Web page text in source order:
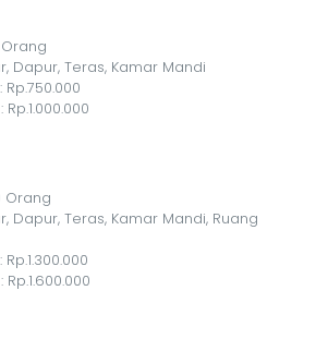
Dapur, Teras, Kamar Mandi
Orang
Dapur, Teras, Kamar Mandi, Ruang